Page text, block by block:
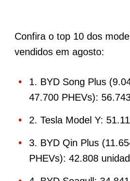
Confira o top 10 dos
vendidos em agosto:
1. BYD Song Plus
47.700 PHEVs):
2. Tesla Model Y:
3. BYD Qin Plus
PHEVs): 42.808